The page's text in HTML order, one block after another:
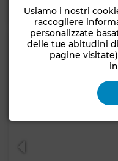
Contatta
Usiamo i nostri
raccogliere
personalizzate
delle tue abitudini
pagine